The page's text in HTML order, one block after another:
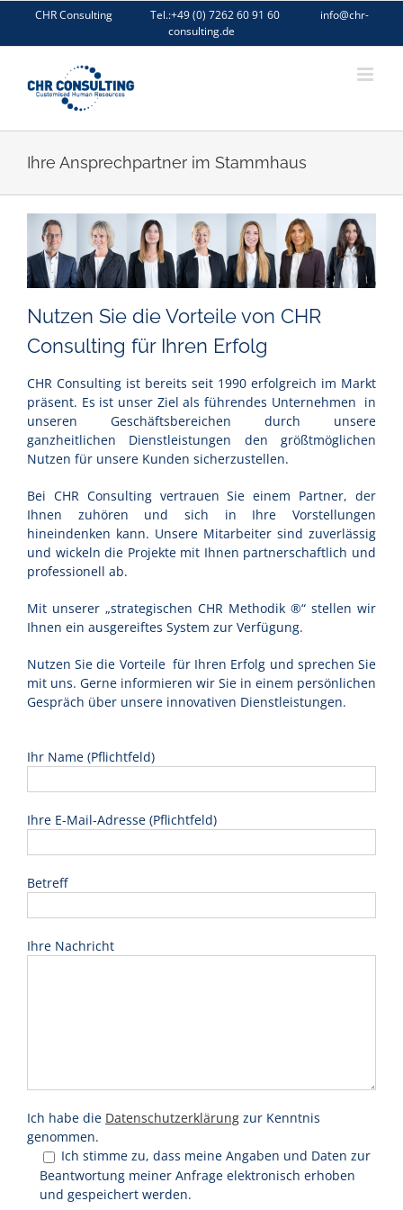
springen
CHR Consulting Tel.:+49 (0) 7262 60 91 60 info@chr-
consulting.de
Ihre Ansprechpartner im Stammhaus
Nutzen Sie die Vorteile von CHR
Consulting für Ihren Erfolg
CHR Consulting ist bereits seit 1990 erfolgreich im Markt
präsent. Es ist unser Ziel als führendes Unternehmen in
unseren Geschäftsbereichen durch unsere
ganzheitlichen Dienstleistungen den größtmöglichen
Nutzen für unsere Kunden sicherzustellen.
Bei CHR Consulting vertrauen Sie einem Partner, der
Ihnen zuhören und sich in Ihre Vorstellungen
hineindenken kann. Unsere Mitarbeiter sind zuverlässig
und wickeln die Projekte mit Ihnen partnerschaftlich und
professionell ab.
Mit unserer „strategischen CHR Methodik ®“ stellen wir
Ihnen ein ausgereiftes System zur Verfügung.
Nutzen Sie die Vorteile für Ihren Erfolg und sprechen Sie
mit uns. Gerne informieren wir Sie in einem persönlichen
Gespräch über unsere innovativen Dienstleistungen.
Ihr Name (Pflichtfeld)
Ihre E-Mail-Adresse (Pflichtfeld)
Betreff
Ihre Nachricht
Ich habe die Datenschutzerklärung zur Kenntnis
genommen.
Ich stimme zu, dass meine Angaben und Daten zur
Beantwortung meiner Anfrage elektronisch erhoben
und gespeichert werden.